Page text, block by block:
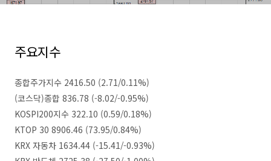
주요지수
종합주가지수 2416.50 (2.71/0.11%)
(코스닥)종합 836.78 (-8.02/-0.95%)
KOSPI200지수 322.10 (0.59/0.18%)
KTOP 30 8906.46 (73.95/0.84%)
KRX 자동차 1634.44 (-15.41/-0.93%)